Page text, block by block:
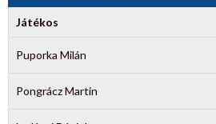
Játékos
Puporka Milán
Pongrácz Martin